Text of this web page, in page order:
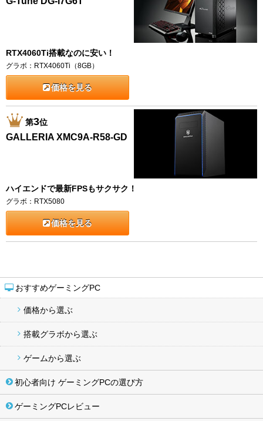
おすすめゲーミングPC
価格から選ぶ
搭載グラボから選ぶ
ゲームから選ぶ
初心者向け ゲーミングPCの選び方
ゲーミングPCレビュー
RTX4060Ti搭載なのに安い！
グラボ：RTX4060Ti（8GB）
価格を見る
第3位
GALLERIA XMC9A-R58-GD
ハイエンドで最新FPSもサクサク！
グラボ：RTX5080
価格を見る